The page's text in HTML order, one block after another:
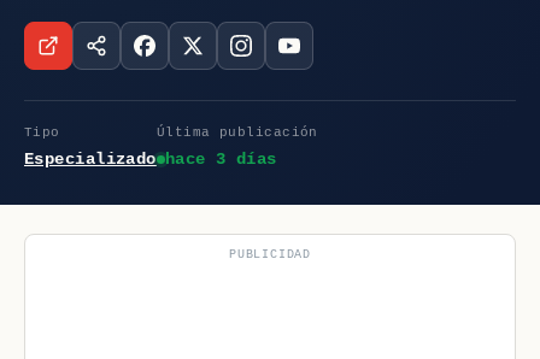
Tipo
Especializado
Última publicación
hace 3 días
PUBLICIDAD